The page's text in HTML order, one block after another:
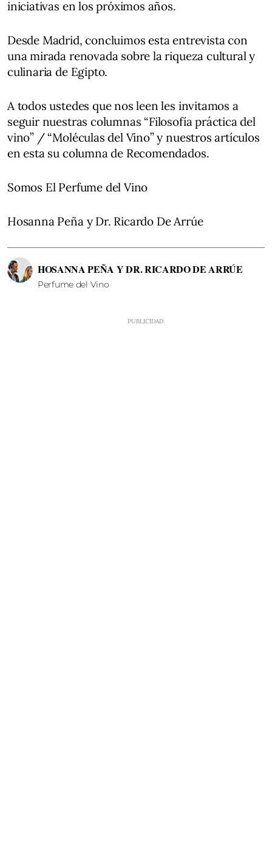
iniciativas en los próximos años.
Desde Madrid, concluimos esta entrevista con
una mirada renovada sobre la riqueza cultural y
culinaria de Egipto.
A todos ustedes que nos leen les invitamos a
seguir nuestras columnas “Filosofía práctica del
vino” / “Moléculas del Vino” y nuestros artículos
en esta su columna de Recomendados.
Somos El Perfume del Vino
Hosanna Peña y Dr. Ricardo De Arrúe
HOSANNA PEÑA Y DR. RICARDO DE ARRÚE
Perfume del Vino